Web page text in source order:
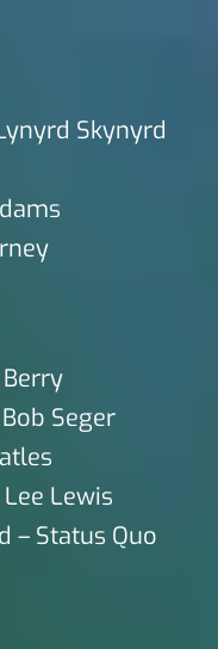
Skynyrd
Seger
Lewis
– Status Quo